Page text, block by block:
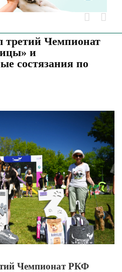
Чемпионат
и
состязания по
Чемпионат РКФ